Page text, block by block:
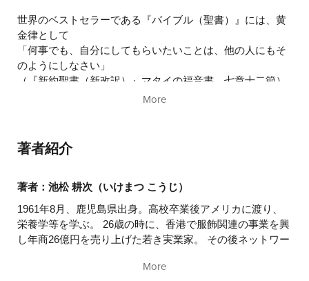
世界のベストセラーである『バイブル（聖書）』には、黄
金律として
「何事でも、自分にしてもらいたいことは、他の人にもそ
のようにしなさい」
（『新約聖書（新改訳）』マタイの福音書 七章十二節）
も特別な秘訣は存在しません。
え、その結果として自分の望むものを手に入れること以外
にはない、と断言できます。
しかし、それが簡単なようで一番むずかしいことだから
こそ、社会に軋轢が生まれるわけです。時代は、アメリカ
とイスラム圏の競争原理に代表されるような熾烈な戦いの
More
著者紹介
著者：池松 耕次（いけまつ こうじ）
1961年8月、鹿児島県出身。高校卒業後アメリカに渡り、
栄養学等を学ぶ。 26歳の時に、香港で服飾関連の事業を興
し年商26億円を売り上げた若き実業家。 その後ネットワー
チュラリープラス界の王道を歩み続ける。経営者や女性の
More